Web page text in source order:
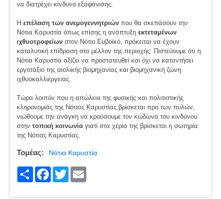
να διατρέχει κίνδυνο εξαφάνισης.
Η επέλαση των ανεμογεννητριώνπου θα σκεπάσουν την
Νότια Καρυστία όπως επίσης η ανάπτυξη εκτεταμένων
ιχθυοτροφείωνστον Νότιο Ευβοϊκό, πρόκειται να έχουν
καταλυτική επίδραση στο μέλλον της περιοχής. Πιστεύουμε ότι η
Νότια Καρυστία αξίζει να προστατευθεί και όχι να καταντήσει
εργοτάξιο της αιολικής βιομηχανίας και βιομηχανική ζώνη
ιχθυοκαλλιέργειας.
Τώρα λοιπόν που η απώλεια της φυσικής και πολιτιστικής
κληρονομιάς της Νότιας Καρυστίας βρίσκεται προ των πυλών,
νιώθουμε την ανάγκη να κρούσουμε τον κώδωνα του κινδύνου
στην τοπική κοινωνίαγιατί στα χέρια της βρίσκεται η σωτηρία
της Νότιας Καρυστίας.
Τομέας Νότια Καρυστία
S F T E